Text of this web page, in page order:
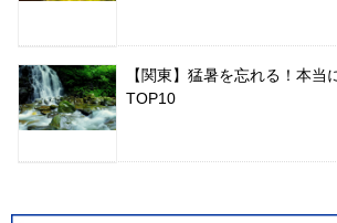
【関東】猛暑を忘れる！本当
TOP10